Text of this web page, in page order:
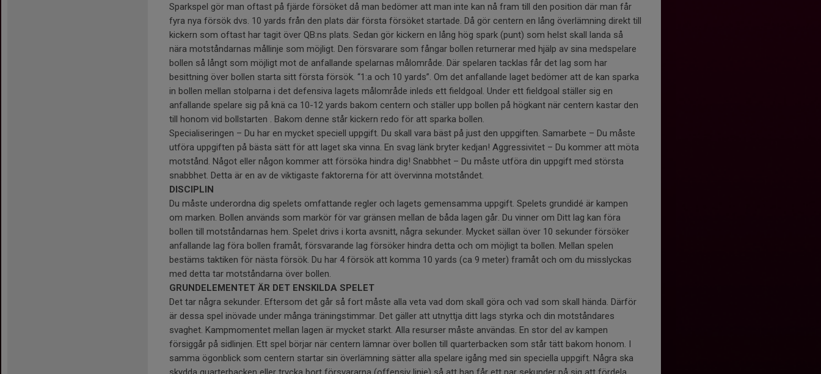
Sparkspel gör man oftast på fjärde försöket då man bedömer att man inte kan nå fram till den position där man får
fyra nya försök dvs. 10 yards från den plats där första försöket startade. Då gör centern en lång överlämning direkt till
kickern som oftast har tagit över QB:ns plats. Sedan gör kickern en lång hög spark (punt) som helst skall landa så
nära motståndarnas mållinje som möjligt. Den försvarare som fångar bollen returnerar med hjälp av sina medspelare
bollen så långt som möjligt mot de anfallande spelarnas målområde. Där spelaren tacklas får det lag som har
besittning över bollen starta sitt första försök. “1:a och 10 yards”. Om det anfallande laget bedömer att de kan sparka
in bollen mellan stolparna i det defensiva lagets målområde inleds ett fieldgoal. Under ett fieldgoal ställer sig en
anfallande spelare sig på knä ca 10-12 yards bakom centern och ställer upp bollen på högkant när centern kastar den
till honom vid bollstarten . Bakom denne står kickern redo för att sparka bollen.
Specialiseringen – Du har en mycket speciell uppgift. Du skall vara bäst på just den uppgiften. Samarbete – Du måste
utföra uppgiften på bästa sätt för att laget ska vinna. En svag länk bryter kedjan! Aggressivitet – Du kommer att möta
motstånd. Något eller någon kommer att försöka hindra dig! Snabbhet – Du måste utföra din uppgift med största
snabbhet. Detta är en av de viktigaste faktorerna för att övervinna motståndet.
DISCIPLIN
Du måste underordna dig spelets omfattande regler och lagets gemensamma uppgift. Spelets grundidé är kampen
om marken. Bollen används som markör för var gränsen mellan de båda lagen går. Du vinner om Ditt lag kan föra
bollen till motståndarnas hem. Spelet drivs i korta avsnitt, några sekunder. Mycket sällan över 10 sekunder försöker
anfallande lag föra bollen framåt, försvarande lag försöker hindra detta och om möjligt ta bollen. Mellan spelen
bestäms taktiken för nästa försök. Du har 4 försök att komma 10 yards (ca 9 meter) framåt och om du misslyckas
med detta tar motståndarna över bollen.
GRUNDELEMENTET ÄR DET ENSKILDA SPELET
Det tar några sekunder. Eftersom det går så fort måste alla veta vad dom skall göra och vad som skall hända. Därför
är dessa spel inövade under många träningstimmar. Det gäller att utnyttja ditt lags styrka och din motståndares
svaghet. Kampmomentet mellan lagen är mycket starkt. Alla resurser måste användas. En stor del av kampen
försiggår på sidlinjen. Ett spel börjar när centern lämnar över bollen till quarterbacken som står tätt bakom honom. I
samma ögonblick som centern startar sin överlämning sätter alla spelare igång med sin speciella uppgift. Några ska